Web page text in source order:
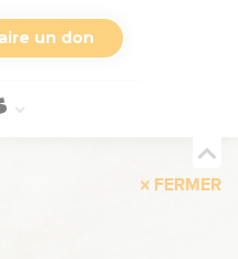
un don
FERMER